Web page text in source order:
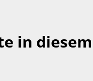
in diesem